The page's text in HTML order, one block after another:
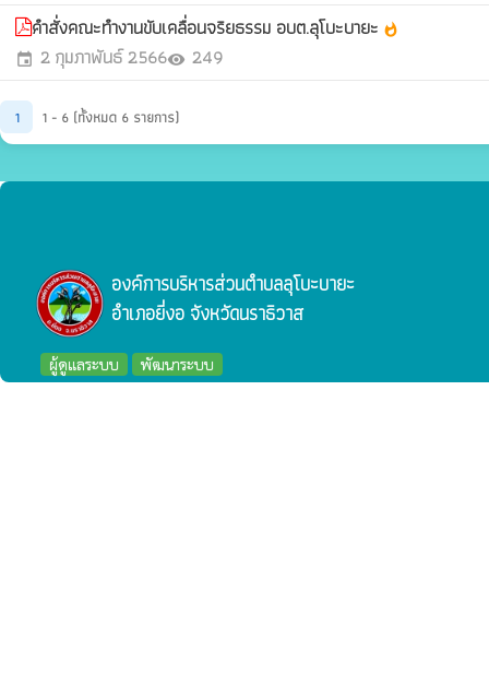
คำสั่งคณะทำงานขับเคลื่อนจริยธรรม อบต.ลุโบะบายะ whatshot
event 2 กุมภาพันธ์ 2566visibility 249
1 1 - 6 (ทั้งหมด 6 รายการ)
องค์การบริหารส่วนตำบลลุโบะบายะ
อำเภอยี่งอ จังหวัดนราธิวาส
ผู้ดูแลระบบ พัฒนาระบบ